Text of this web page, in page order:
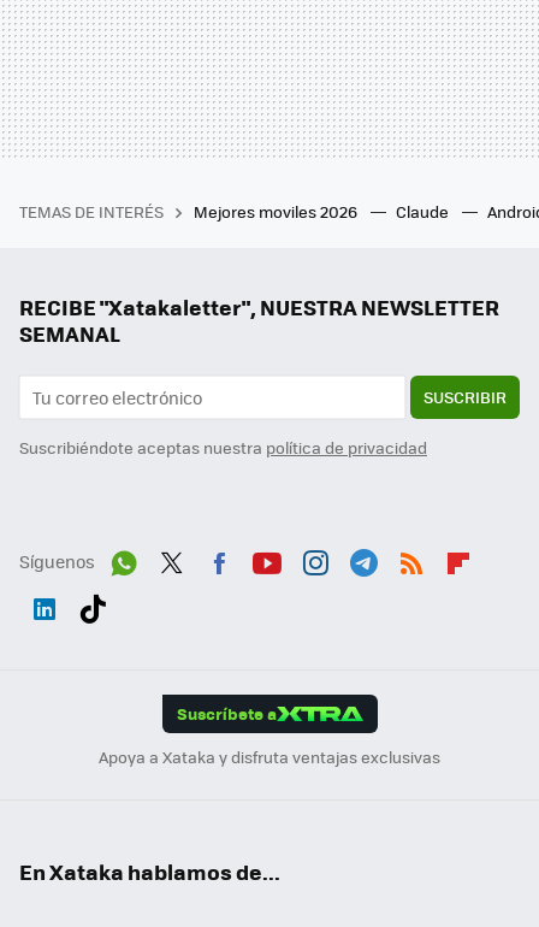
TEMAS DE INTERÉS Mejores moviles 2026 Claude
RECIBE "Xatakaletter", NUESTRA NEWSLETTER
SEMANAL
SUSCRIBIR
Suscribiéndote aceptas nuestra política de privacidad
Síguenos
Suscríbete a
Apoya a Xataka y disfruta ventajas exclusivas
En Xataka hablamos de...